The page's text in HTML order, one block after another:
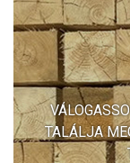
TALÁLJA